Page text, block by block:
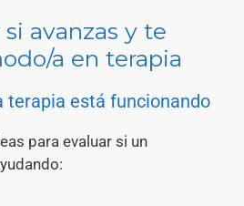
avanzas y te
a en terapia
terapia está funcionando
para evaluar si un